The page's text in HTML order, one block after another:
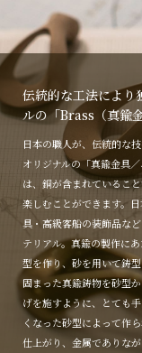
伝統的な工法により
ルの「Brass（真鍮
日本の職人が、伝統的な
オリジナルの「真鍮金具
は、銅が含まれているこ
楽しむことができます。
具・高級客船の装飾品な
テリアル。真鍮の製作に
型を作り、砂を用いて鋳
固まった真鍮鋳物を砂型
げを施すように、とても
くなった砂型によって作
仕上がり、金属でありな